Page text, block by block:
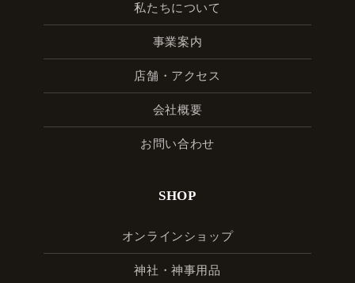
私たちについて
事業案内
店舗・アクセス
会社概要
お問い合わせ
SHOP
オンラインショップ
神社・神事用品